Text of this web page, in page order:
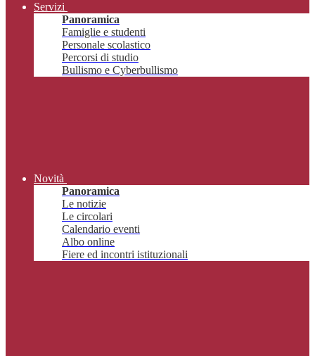
Servizi
Panoramica
Famiglie e studenti
Personale scolastico
Percorsi di studio
Bullismo e Cyberbullismo
Novità
Panoramica
Le notizie
Le circolari
Calendario eventi
Albo online
Fiere ed incontri istituzionali